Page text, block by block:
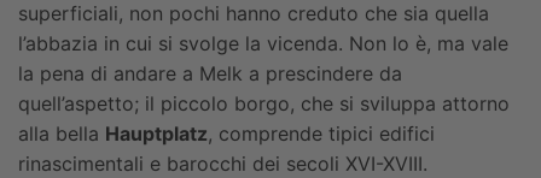
superficiali, non pochi hanno creduto che sia quella
l’abbazia in cui si svolge la vicenda. Non lo è, ma vale
la pena di andare a Melk a prescindere da
quell’aspetto; il piccolo borgo, che si sviluppa attorno
alla bella Hauptplatz, comprende tipici edifici
rinascimentali e barocchi dei secoli XVI-XVIII.